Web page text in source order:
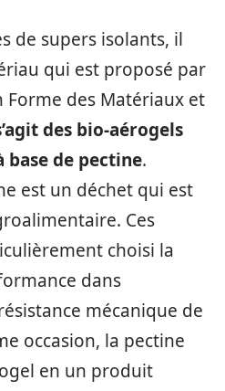
de supers isolants, il
qui est proposé par
Forme des Matériaux et
des bio-aérogels
de pectine.
est un déchet qui est
Ces
choisi la
dans
mécanique de
occasion, la pectine
en un produit